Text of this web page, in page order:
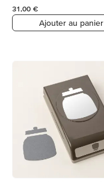
31,00 €
Ajouter au panier